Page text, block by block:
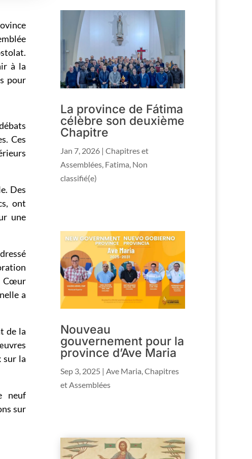
à la
pour
Ces
Des
ont
une
Cœur
a
de la
sur la
neuf
sur
La province de Fátima
célèbre son deuxième
Chapitre
Jan 7, 2026 |Chapitres et
Assemblées Fatima Non
classifié(e)
Nouveau
gouvernement pour la
province d’Ave Maria
Sep 3, 2025 |Ave Maria,Chapitres
et Assemblées